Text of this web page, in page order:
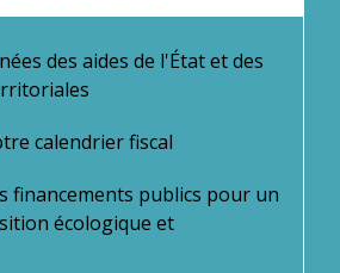
des aides de l'État et des
calendrier fiscal
financements publics pour un
écologique et